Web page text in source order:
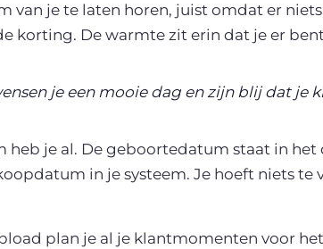
van je te laten horen, juist omdat er
korting. De warmte zit erin dat je er
je een mooie dag en zijn blij dat je
heb je al. De geboortedatum staat in het
in je systeem. Je hoeft niets te
plan je al je klantmomenten voor